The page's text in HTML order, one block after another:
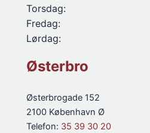
Torsdag:
Fredag:
Lørdag:
Østerbro
Østerbrogade 152
2100 København Ø
Telefon: 35 39 30 20